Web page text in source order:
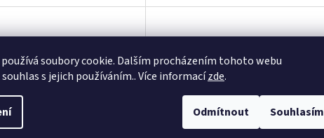
soubory cookie. Dalším procházením tohoto webu
s jejich používáním.. Více informacízde.
Odmítnout Souhlasím
Z
ZDARMA
13 490 Kč